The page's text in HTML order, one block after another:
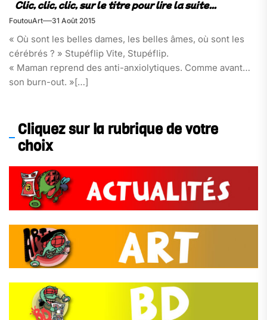
FoutouArt 31 Août 2015
« Où sont les belles dames, les belles âmes, où sont les
cérébrés ? » Stupéflip Vite, Stupéflip.
« Maman reprend des anti-anxiolytiques. Comme avant
son burn-out. »[…]
Cliquez sur la rubrique de votre
choix